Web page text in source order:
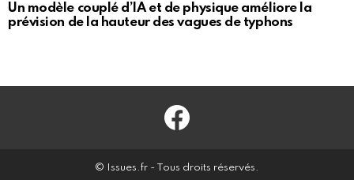
Un modèle couplé d’IA et de physique améliore la
prévision de la hauteur des vagues de typhons
Facebook
© Issues.fr - Tous droits réservés.